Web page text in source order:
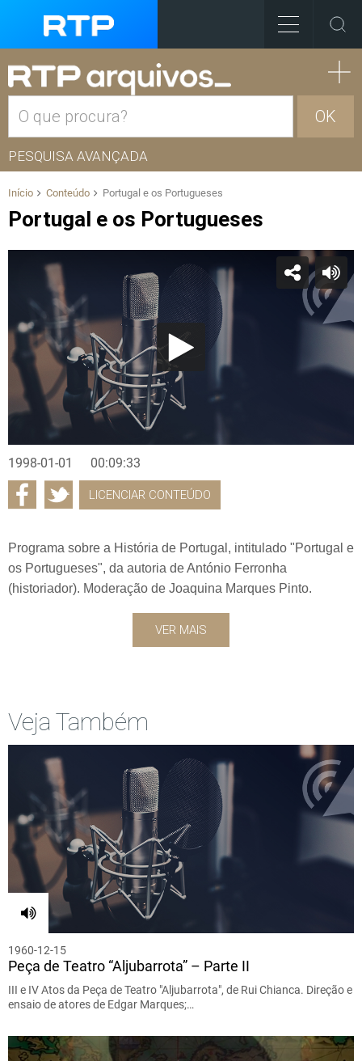
OK
PESQUISA AVANÇADA
Início Conteúdo Portugal e os Portugueses
Portugal e os Portugueses
1998-01-01 00:09:33
LICENCIAR CONTEÚDO
Programa sobre a História de Portugal, intitulado "Portugal e
os Portugueses", da autoria de António Ferronha
(historiador). Moderação de Joaquina Marques Pinto.
VER MAIS
Veja Também
1960-12-15
Peça de Teatro “Aljubarrota” – Parte II
III e IV Atos da Peça de Teatro "Aljubarrota", de Rui Chianca. Direção e
ensaio de atores de Edgar Marques;…